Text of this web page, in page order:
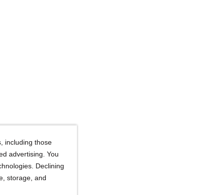
including those
advertising. You
Declining
storage, and